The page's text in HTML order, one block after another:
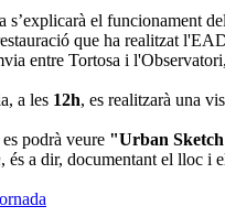
s’explicarà el funcionament
que ha realitzat
entre Tortosa i
a les 12h, es realitzarà una
podrà veure "Urban
, és a dir, documentant el lloc i